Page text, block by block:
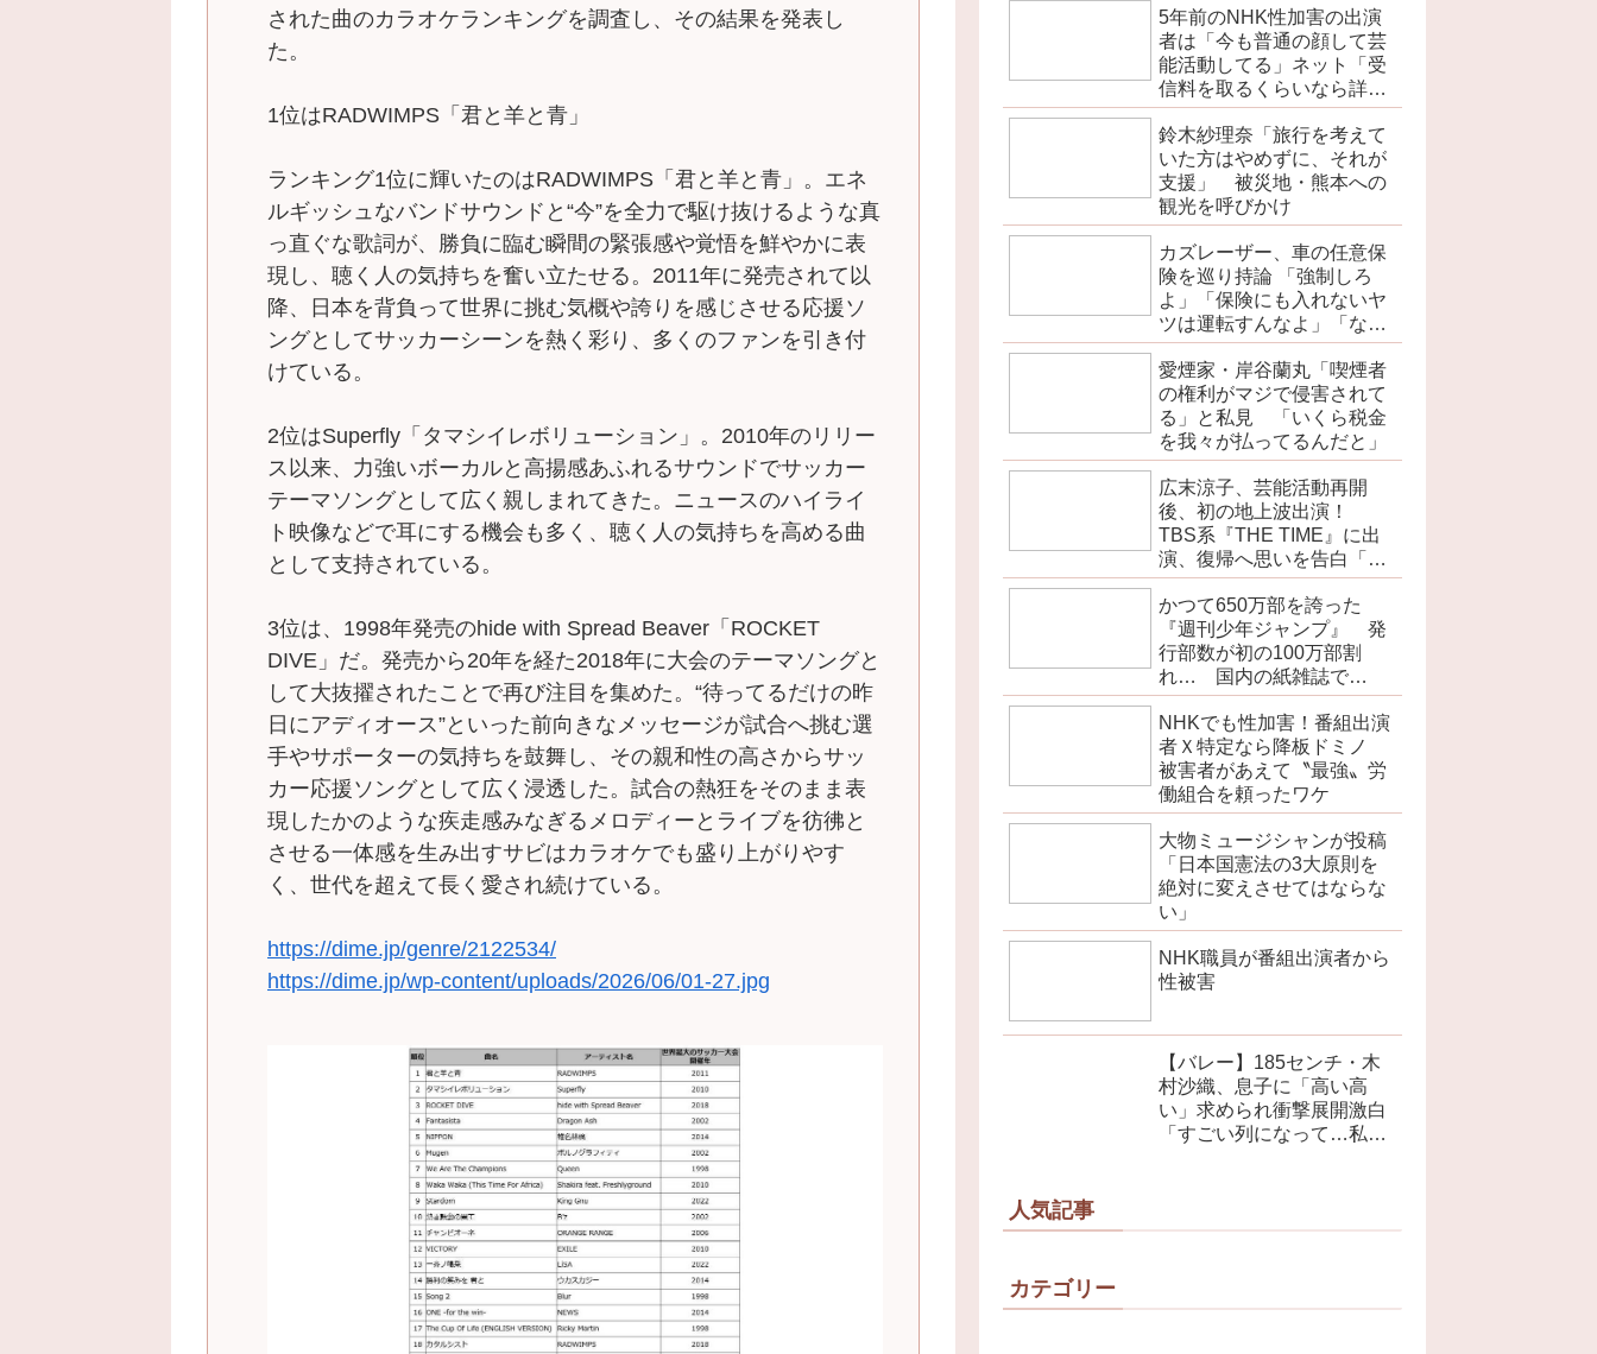
された曲のカラオケランキングを調査し、その結果を発表し
た。
1位はRADWIMPS「君と羊と青」
ランキング1位に輝いたのはRADWIMPS「君と羊と青」。エネ
ルギッシュなバンドサウンドと“今”を全力で駆け抜けるような真
っ直ぐな歌詞が、勝負に臨む瞬間の緊張感や覚悟を鮮やかに表
現し、聴く人の気持ちを奮い立たせる。2011年に発売されて以
降、日本を背負って世界に挑む気概や誇りを感じさせる応援ソ
ングとしてサッカーシーンを熱く彩り、多くのファンを引き付
けている。
2位はSuperfly「タマシイレボリューション」。2010年のリリー
ス以来、力強いボーカルと高揚感あふれるサウンドでサッカー
テーマソングとして広く親しまれてきた。ニュースのハイライ
ト映像などで耳にする機会も多く、聴く人の気持ちを高める曲
として支持されている。
3位は、1998年発売のhide with Spread Beaver「ROCKET
DIVE」だ。発売から20年を経た2018年に大会のテーマソングと
して大抜擢されたことで再び注目を集めた。“待ってるだけの昨
日にアディオース”といった前向きなメッセージが試合へ挑む選
手やサポーターの気持ちを鼓舞し、その親和性の高さからサッ
カー応援ソングとして広く浸透した。試合の熱狂をそのまま表
現したかのような疾走感みなぎるメロディーとライブを彷彿と
させる一体感を生み出すサビはカラオケでも盛り上がりやす
く、世代を超えて長く愛され続けている。
https://dime.jp/genre/2122534/
https://dime.jp/wp-content/uploads/2026/06/01-27.jpg
5年前のNHK性加害の出演
者は「今も普通の顔して芸
能活動してる」ネット「受
信料を取るくらいなら詳細
を伝えよ」
鈴木紗理奈「旅行を考えて
いた方はやめずに、それが
支援」 被災地・熊本への
観光を呼びかけ
カズレーザー、車の任意保
険を巡り持論 「強制しろ
よ」「保険にも入れないヤ
ツは運転すんなよ」「なん
で法律を改正しないの？」
愛煙家・岸谷蘭丸「喫煙者
の権利がマジで侵害されて
る」と私見 「いくら税金
を我々が払ってるんだと」
広末涼子、芸能活動再開
後、初の地上波出演！
TBS系『THE TIME』に出
演、復帰へ思いを告白「自
分の弱い部分だったり…」
かつて650万部を誇った
『週刊少年ジャンプ』 発
行部数が初の100万部割
れ… 国内の紙雑誌で
「100万部超」ゼロに
NHKでも性加害！番組出演
者Ｘ特定なら降板ドミノ
被害者があえて〝最強〟労
働組合を頼ったワケ
大物ミュージシャンが投稿
「日本国憲法の3大原則を
絶対に変えさせてはならな
い」
NHK職員が番組出演者から
性被害
【バレー】185センチ・木
村沙織、息子に「高い高
い」求められ衝撃展開激白
「すごい列になって…私ア
人気記事
カテゴリー